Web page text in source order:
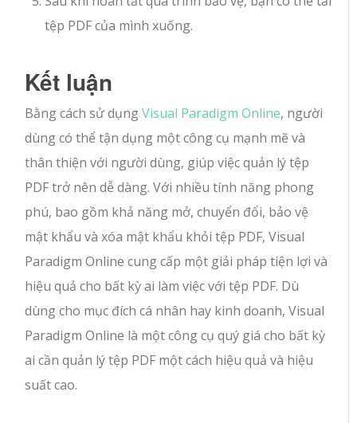
tệp PDF của mình xuống.
Kết luận
Bằng cách sử dụngVisual Paradigm Online, người
dùng có thể tận dụng một công cụ mạnh mẽ và
thân thiện với người dùng, giúp việc quản lý tệp
PDF trở nên dễ dàng. Với nhiều tính năng phong
phú, bao gồm khả năng mở, chuyển đổi, bảo vệ
mật khẩu và xóa mật khẩu khỏi tệp PDF, Visual
Paradigm Online cung cấp một giải pháp tiện lợi và
hiệu quả cho bất kỳ ai làm việc với tệp PDF. Dù
dùng cho mục đích cá nhân hay kinh doanh, Visual
Paradigm Online là một công cụ quý giá cho bất kỳ
ai cần quản lý tệp PDF một cách hiệu quả và hiệu
suất cao.